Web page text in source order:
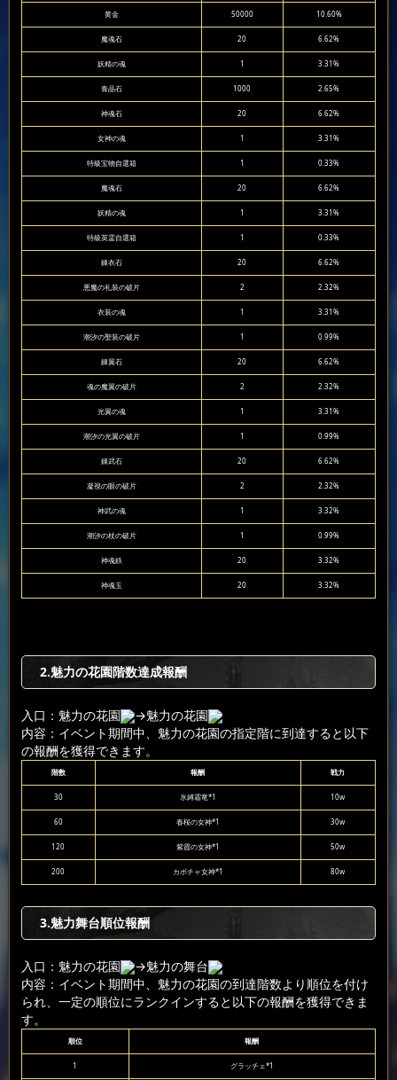
黄金 50000 10.60%
魔魂石 20 6.62%
妖精の魂 1 3.31%
青晶石 1000 2.65%
神魂石 20 6.62%
女神の魂 1 3.31%
特級宝物自選箱 1 0.33%
魔魂石 20 6.62%
妖精の魂 1 3.31%
特級英霊自選箱 1 0.33%
錬衣石 20 6.62%
悪魔の礼装の破片 2 2.32%
衣装の魂 1 3.31%
潮汐の聖装の破片 1 0.99%
錬翼石 20 6.62%
魂の魔翼の破片 2 2.32%
光翼の魂 1 3.31%
潮汐の光翼の破片 1 0.99%
錬武石 20 6.62%
凝視の眼の破片 2 2.32%
神武の魂 1 3.32%
潮汐の杖の破片 1 0.99%
神魂鉄 20 3.32%
神魂玉 20 3.32%
2.魅力の花園階数達成報酬
入口：魅力の花園
→魅力の花園
内容：イベント期間中、魅力の花園の指定階に到達すると以下
の報酬を獲得できます。
階数 報酬 戦力
30 氷縛霜竜*1 10w
60 春桜の女神*1 30w
120 紫霞の女神*1 50w
200 カボチャ女神*1 80w
3.魅力舞台順位報酬
入口：魅力の花園
→魅力の舞台
内容：イベント期間中、魅力の花園の到達階数より順位を付け
られ、一定の順位にランクインすると以下の報酬を獲得できま
す。
順位 報酬
1 グラッチェ*1